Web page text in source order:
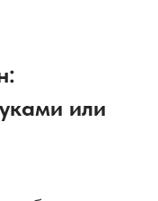
или